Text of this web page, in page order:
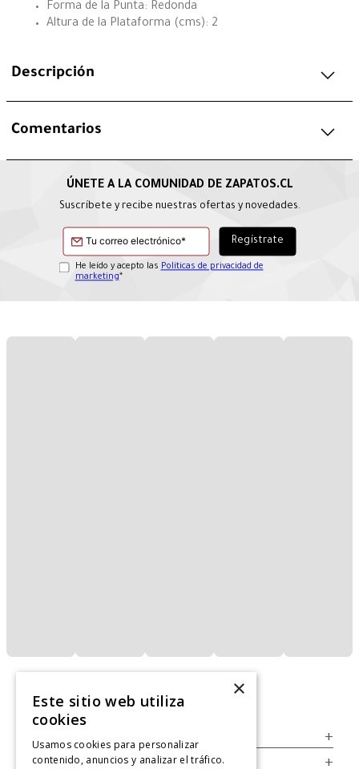
Forma de la Punta: Redonda
Altura de la Plataforma (cms): 2
Descripción
Comentarios
Suscríbete y recibe nuestras ofertas y novedades.
He leído y acepto las Políticas de privacidad de
marketing*
+
Legal +
×
Este sitio web utiliza
cookies
Usamos cookies para personalizar
contenido, anuncios y analizar el tráfico.